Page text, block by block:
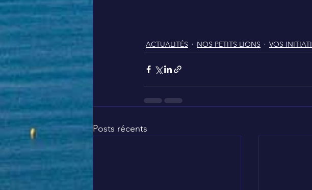
ACTUALITÉS NOS PETITS LIONS VOS
Posts récents